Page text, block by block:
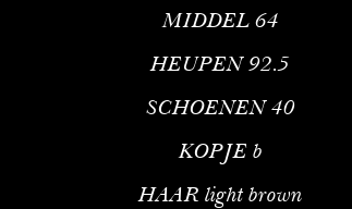
MIDDEL 64
HEUPEN 92.5
SCHOENEN 40
KOPJE b
HAAR light brown